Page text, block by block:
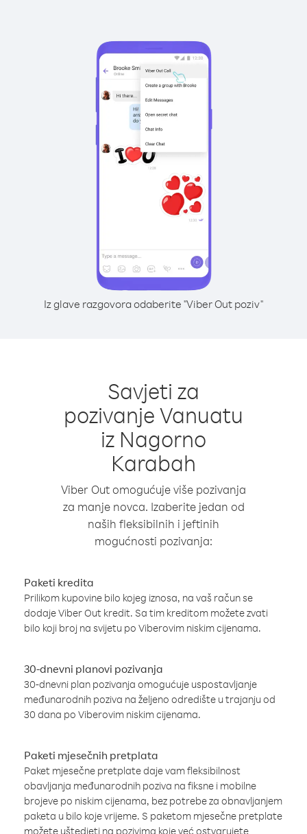
Iz glave razgovora odaberite "Viber Out poziv"
Savjeti za
pozivanje Vanuatu
iz Nagorno
Karabah
Viber Out omogućuje više pozivanja
za manje novca. Izaberite jedan od
naših fleksibilnih i jeftinih
mogućnosti pozivanja:
Paketi kredita
Prilikom kupovine bilo kojeg iznosa, na vaš račun se
dodaje Viber Out kredit. Sa tim kreditom možete zvati
bilo koji broj na svijetu po Viberovim niskim cijenama.
30-dnevni planovi pozivanja
30-dnevni plan pozivanja omogućuje uspostavljanje
međunarodnih poziva na željeno odredište u trajanju od
30 dana po Viberovim niskim cijenama.
Paketi mjesečnih pretplata
Paket mjesečne pretplate daje vam fleksibilnost
obavljanja međunarodnih poziva na fiksne i mobilne
brojeve po niskim cijenama, bez potrebe za obnavljanjem
paketa u bilo koje vrijeme. S paketom mjesečne pretplate
možete uštedjeti na pozivima koje već ostvarujete